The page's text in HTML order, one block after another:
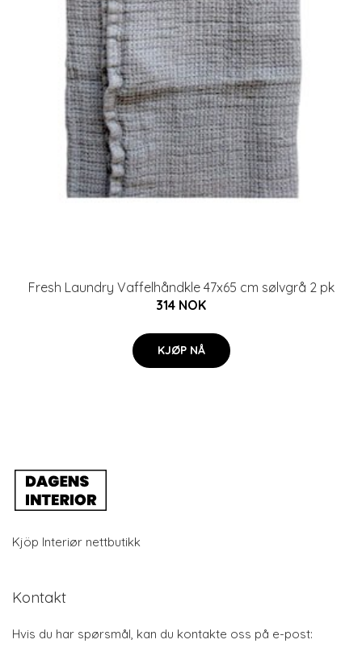
Fresh Laundry Vaffelhåndkle 47x65 cm sølvgrå 2 pk
314 NOK
KJØP NÅ
Kjöp Interiør nettbutikk
Kontakt
Hvis du har spørsmål, kan du kontakte oss på e-post: